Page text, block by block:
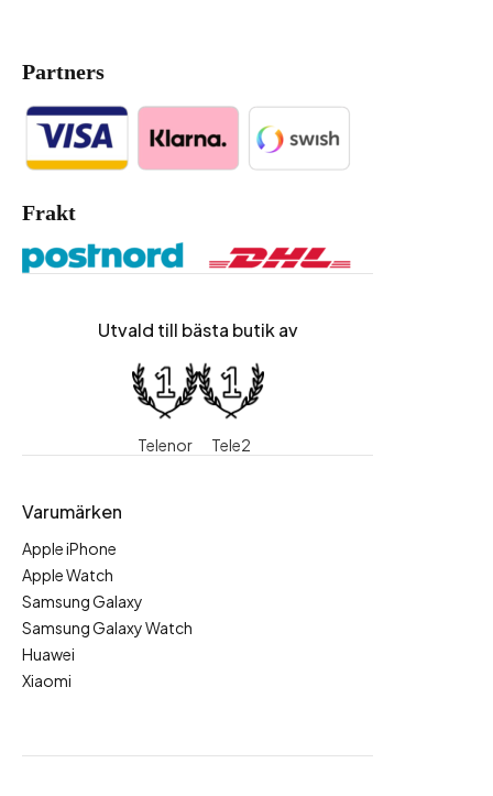
Partners
Frakt
Utvald till bästa butik av
Telenor Tele2
Varumärken
Apple iPhone
Apple Watch
Samsung Galaxy
Samsung Galaxy Watch
Huawei
Xiaomi